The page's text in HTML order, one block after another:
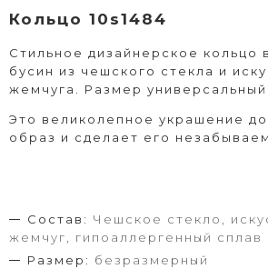
Кольцо 10s1484
Стильное дизайнерское кольцо
бусин из чешского стекла и
жемчуга. Размер универсальный.
Это великолепное украшение
образ и сделает его
Состав: Чешское стекло,
жемчуг, гипоаллергенный сплав
Размер: безразмерный